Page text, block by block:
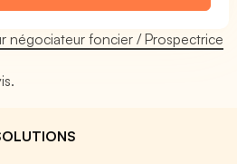
négociateur foncier / Prospectrice